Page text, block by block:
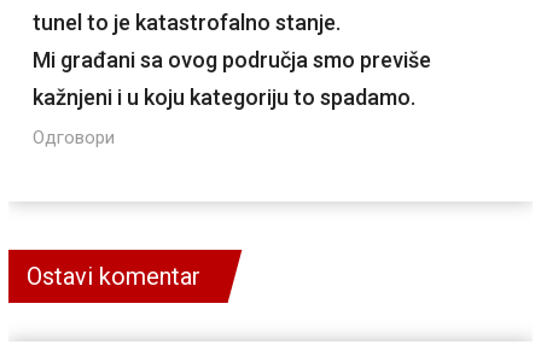
tunel to je katastrofalno stanje.
Mi građani sa ovog područja smo previše
kažnjeni i u koju kategoriju to spadamo.
Одговори
Ostavi komentar